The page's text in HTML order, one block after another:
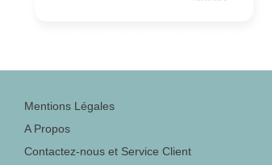
Mentions Légales
A Propos
Contactez-nous et Service Client